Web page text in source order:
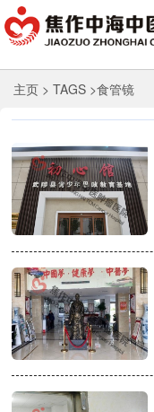
主页 > TAGS >食管镜